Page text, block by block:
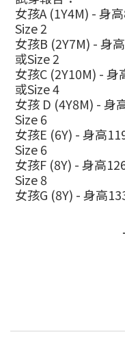
女孩A (1Y4M) -身高
Size 2
女孩B (2Y7M) -身高
或Size 2
女孩C (2Y10M) -身
或Size 4
女孩 D (4Y8M) -身
Size 6
女孩E (6Y) -身高
Size 6
女孩F (8Y) -身高
Size 8
女孩G (8Y) -身高